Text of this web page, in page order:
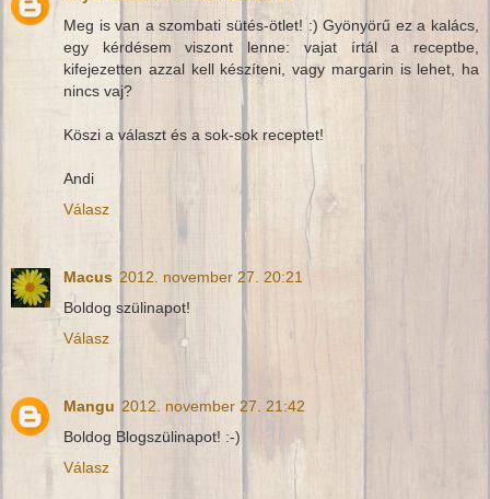
Meg is van a szombati sütés-ötlet! :) Gyönyörű ez a kalács,
egy kérdésem viszont lenne: vajat írtál a receptbe,
kifejezetten azzal kell készíteni, vagy margarin is lehet, ha
nincs vaj?
Köszi a választ és a sok-sok receptet!
Andi
Válasz
Macus 2012. november 27. 20:21
Boldog szülinapot!
Válasz
Mangu 2012. november 27. 21:42
Boldog Blogszülinapot! :-)
Válasz